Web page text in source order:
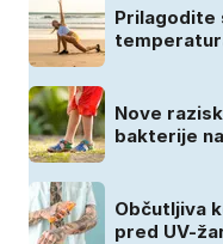
Prilagodite
Nove
bakterije
Občutljiva
pred UV-